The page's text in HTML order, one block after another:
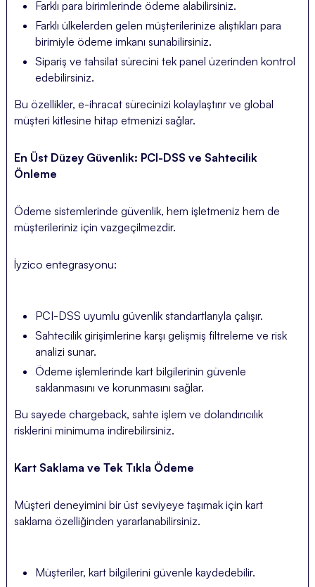
Farklı para birimlerinde ödeme alabilirsiniz.
Farklı ülkelerden gelen müşterilerinize alıştıkları para
birimiyle ödeme imkanı sunabilirsiniz.
Sipariş ve tahsilat sürecini tek panel üzerinden kontrol
edebilirsiniz.
Bu özellikler, e-ihracat sürecinizi kolaylaştırır ve global
müşteri kitlesine hitap etmenizi sağlar.
En Üst Düzey Güvenlik: PCI-DSS ve Sahtecilik
Önleme
Ödeme sistemlerinde güvenlik, hem işletmeniz hem de
müşterileriniz için vazgeçilmezdir.
İyzico entegrasyonu:
PCI-DSS uyumlu güvenlik standartlarıyla çalışır.
Sahtecilik girişimlerine karşı gelişmiş filtreleme ve risk
analizi sunar.
Ödeme işlemlerinde kart bilgilerinin güvenle
saklanmasını ve korunmasını sağlar.
Bu sayede chargeback, sahte işlem ve dolandırıcılık
risklerini minimuma indirebilirsiniz.
Kart Saklama ve Tek Tıkla Ödeme
Müşteri deneyimini bir üst seviyeye taşımak için kart
saklama özelliğinden yararlanabilirsiniz.
Müşteriler, kart bilgilerini güvenle kaydedebilir.